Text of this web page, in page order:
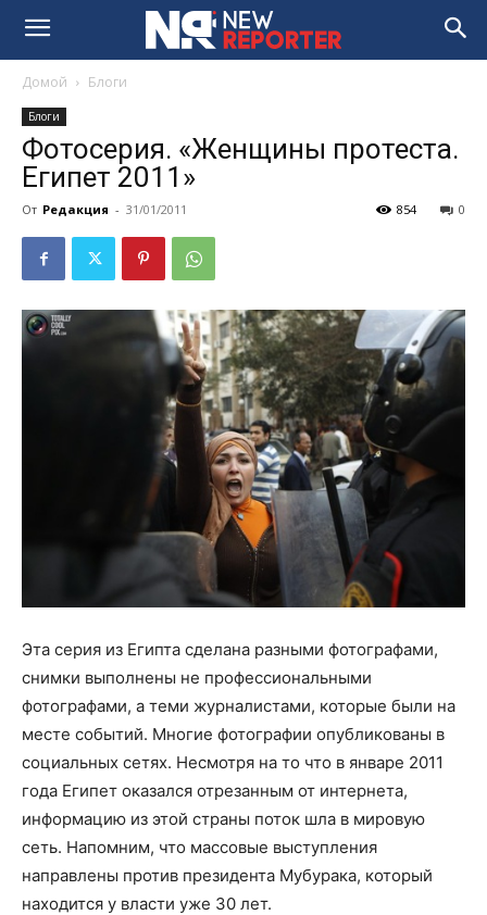
Домой Блоги
Блоги
Фотосерия. «Женщины протеста.
Египет 2011»
От Редакция - 31/01/2011 0
854
Эта серия из Египта сделана разными фотографами,
снимки выполнены не профессиональными
фотографами, а теми журналистами, которые были на
месте событий. Многие фотографии опубликованы в
социальных сетях. Несмотря на то что в январе 2011
года Египет оказался отрезанным от интернета,
информацию из этой страны поток шла в мировую
сеть. Напомним, что массовые выступления
направлены против президента Мубурака, который
находится у власти уже 30 лет.